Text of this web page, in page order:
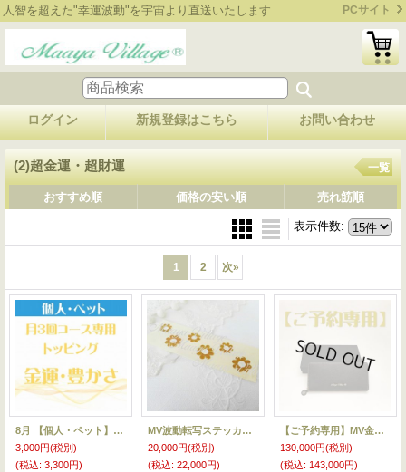
人智を超えた"幸運波動"を宇宙より直送いたします PCサイト
ログイン 新規登録はこちら お問い合わせ
(2)超金運・超財運 一覧
おすすめ順 価格の安い順 売れ筋順
表示件数:
1 2 次»
8月 【個人・ペット】月3回コース専用トッピング『金運・豊かさ』
3,000円(税別)
(税込: 3,300円)
MV波動転写ステッカーレベル1 〜超金運・超財運〜
20,000円(税別)
(税込: 22,000円)
【ご予約専用】MV金財ブースターウォレット
130,000円(税別)
(税込: 143,000円)